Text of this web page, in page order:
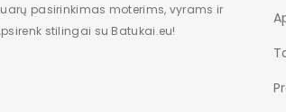
pasirinkimas moterims, vyrams ir
stilingai su Batukai.eu!